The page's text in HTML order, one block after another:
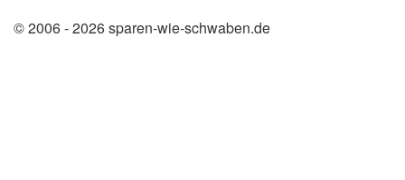
© 2006 - 2026 sparen-wie-schwaben.de